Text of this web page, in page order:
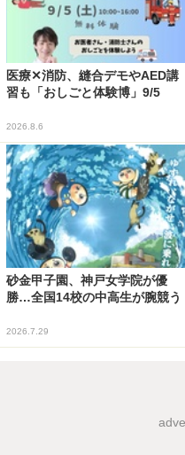
医療✕消防、縫合デモやAED講
習も「おしごと体験博」9/5
2026.8.6
砂金甲子園、神戸女学院が優
勝…全国14校の中高生が腕競う
2026.7.29